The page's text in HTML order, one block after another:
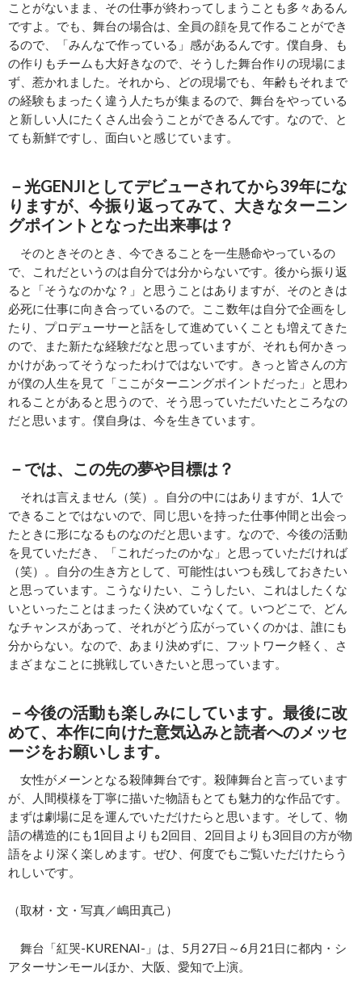
ことがないまま、その仕事が終わってしまうことも多々あるん
ですよ。でも、舞台の場合は、全員の顔を見て作ることができ
るので、「みんなで作っている」感があるんです。僕自身、も
の作りもチームも大好きなので、そうした舞台作りの現場にま
ず、惹かれました。それから、どの現場でも、年齢もそれまで
の経験もまったく違う人たちが集まるので、舞台をやっている
と新しい人にたくさん出会うことができるんです。なので、と
ても新鮮ですし、面白いと感じています。
－光GENJIとしてデビューされてから39年にな
りますが、今振り返ってみて、大きなターニン
グポイントとなった出来事は？
そのときそのとき、今できることを一生懸命やっているの
で、これだというのは自分では分からないです。後から振り返
ると「そうなのかな？」と思うことはありますが、そのときは
必死に仕事に向き合っているので。ここ数年は自分で企画をし
たり、プロデューサーと話をして進めていくことも増えてきた
ので、また新たな経験だなと思っていますが、それも何かきっ
かけがあってそうなったわけではないです。きっと皆さんの方
が僕の人生を見て「ここがターニングポイントだった」と思わ
れることがあると思うので、そう思っていただいたところなの
だと思います。僕自身は、今を生きています。
－では、この先の夢や目標は？
それは言えません（笑）。自分の中にはありますが、1人で
できることではないので、同じ思いを持った仕事仲間と出会っ
たときに形になるものなのだと思います。なので、今後の活動
を見ていただき、「これだったのかな」と思っていただければ
（笑）。自分の生き方として、可能性はいつも残しておきたい
と思っています。こうなりたい、こうしたい、これはしたくな
いといったことはまったく決めていなくて。いつどこで、どん
なチャンスがあって、それがどう広がっていくのかは、誰にも
分からない。なので、あまり決めずに、フットワーク軽く、さ
まざまなことに挑戦していきたいと思っています。
－今後の活動も楽しみにしています。最後に改
めて、本作に向けた意気込みと読者へのメッセ
ージをお願いします。
女性がメーンとなる殺陣舞台です。殺陣舞台と言っています
が、人間模様を丁寧に描いた物語もとても魅力的な作品です。
まずは劇場に足を運んでいただけたらと思います。そして、物
語の構造的にも1回目よりも2回目、2回目よりも3回目の方が物
語をより深く楽しめます。ぜひ、何度でもご覧いただけたらう
れしいです。
（取材・文・写真／嶋田真己）
舞台「紅哭‐KURENAI‐」は、5月27日～6月21日に都内・シ
アターサンモールほか、大阪、愛知で上演。